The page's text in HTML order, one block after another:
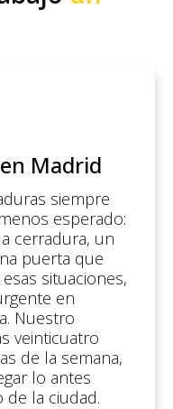
Madrid
siempre
esperado:
cerradura, un
puerta que
situaciones,
en
Nuestro
veinticuatro
de la semana,
lo antes
la ciudad.